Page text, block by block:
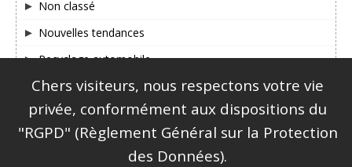
Non classé
Nouvelles tendances
Recyclage automobile
SUIVEZ-NOUS SUR FACEBOOK & TWITTER !
Chers visiteurs, nous respectons votre vie
privée, conformément aux dispositions du
"RGPD" (Règlement Général sur la Protection
des Données).